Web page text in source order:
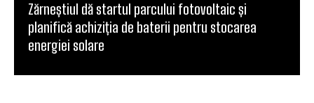
Zărneștiul dă startul parcului fotovoltaic și
planifică achiziția de baterii pentru stocarea
energiei solare